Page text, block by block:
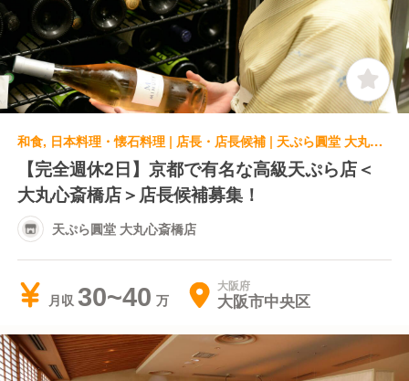
和食, 日本料理・懐石料理 | 店長・店長候補 | 天ぷら圓堂 大丸心斎橋店
【完全週休2日】京都で有名な高級天ぷら店＜
大丸心斎橋店＞店長候補募集！
天ぷら圓堂 大丸心斎橋店
月収 30~40 大阪府
大阪市中央区